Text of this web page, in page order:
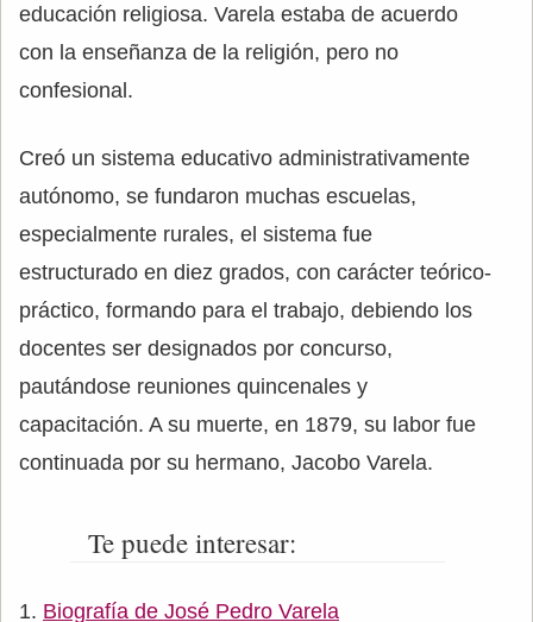
educación religiosa. Varela estaba de acuerdo
con la enseñanza de la religión, pero no
confesional.
Creó un sistema educativo administrativamente
autónomo, se fundaron muchas escuelas,
especialmente rurales, el sistema fue
estructurado en diez grados, con carácter teórico-
práctico, formando para el trabajo, debiendo los
docentes ser designados por concurso,
pautándose reuniones quincenales y
capacitación. A su muerte, en 1879, su labor fue
continuada por su hermano, Jacobo Varela.
Te puede interesar:
Biografía de José Pedro Varela